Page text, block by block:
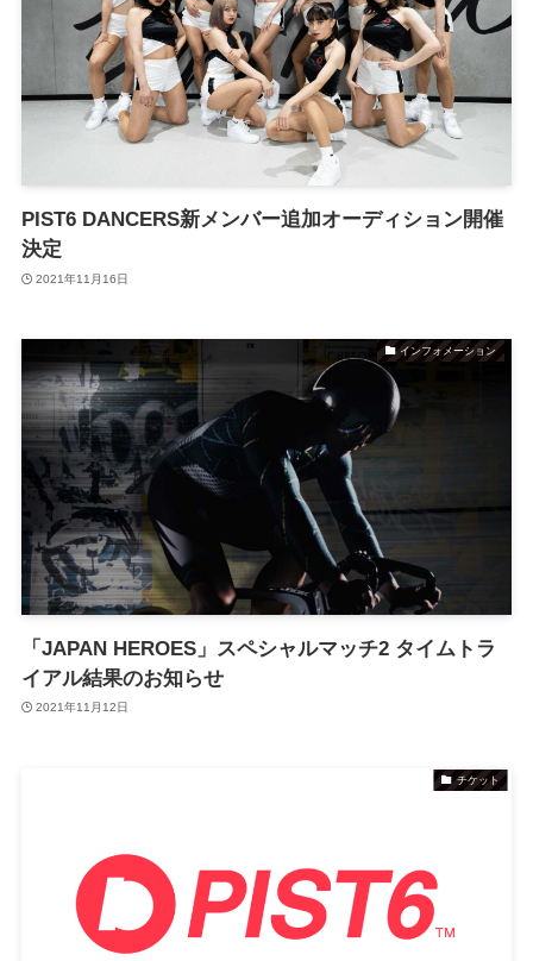
PIST6 DANCERS新メンバー追加オーディション開催
決定
2021年11月16日
インフォメーション
「JAPAN HEROES」スペシャルマッチ2 タイムトラ
イアル結果のお知らせ
2021年11月12日
チケット